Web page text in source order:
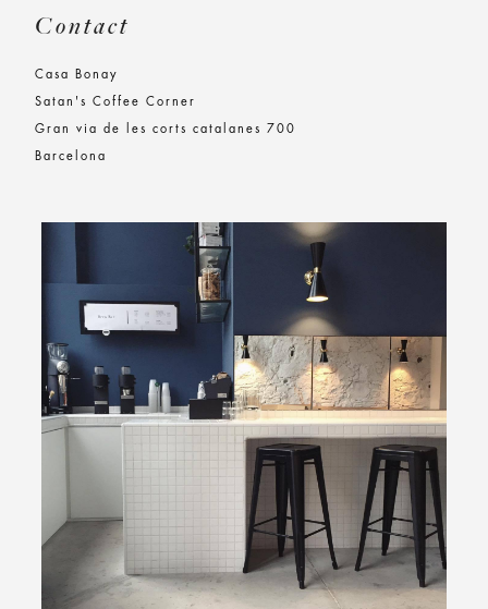
Contact
Casa Bonay
Satan's Coffee Corner
Gran via de les corts catalanes 700
Barcelona